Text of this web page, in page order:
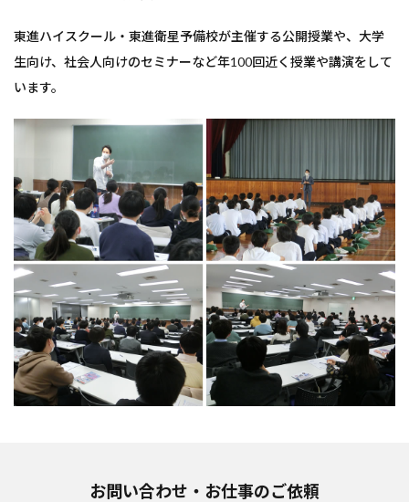
東進ハイスクール・東進衛星予備校が主催する公開授業や、大学
生向け、社会人向けのセミナーなど年100回近く授業や講演をして
います。
お問い合わせ・お仕事のご依頼